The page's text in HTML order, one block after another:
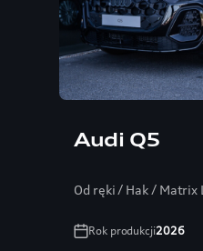
Audi Q5
Od ręki / Hak / Matrix
Rok produkcji2026